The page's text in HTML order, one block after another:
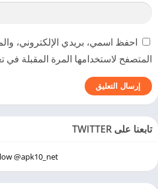
احفظ اسمي، بريدي الإلكتروني،
المتصفح لاستخدامها المرة المقبلة في
تابعنا على TWITTER
@apk10_net